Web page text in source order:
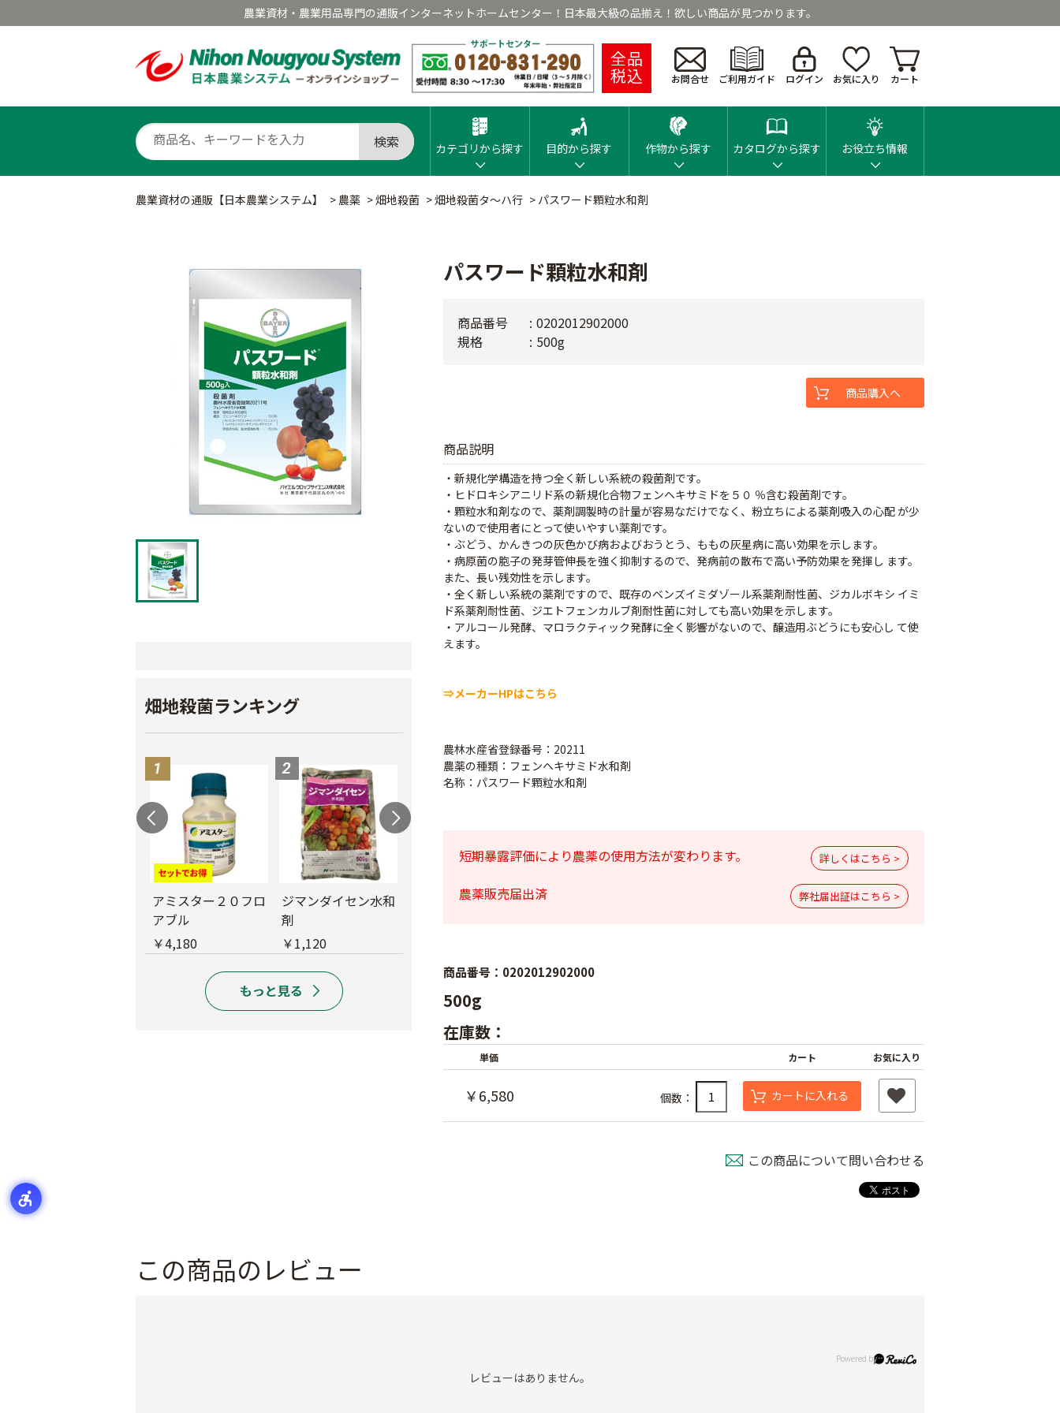
農業資材・農業用品専門の通販インターネットホームセンター！日本最大級の品揃え！欲しい商品が見つかります。
全品
税込 お問合せ ご利用ガイド ログイン お気に入り カート
検索 カテゴリから探す 目的から探す 作物から探す カタログから探す お役立ち情報
農業資材の通販【日本農業システム】 > 農薬 >畑地殺菌 >畑地殺菌タ～ハ行 > パスワード顆粒水和剤
畑地殺菌ランキング
アミスター２０フロ
アブル
￥4,180
ジマンダイセン水和
剤
￥1,120
サンヨール
パスワード顆粒水和剤
商品説明
・新規化学構造を持つ全く新しい系統の殺菌剤です。
・ヒドロキシアニリド系の新規化合物フェンヘキサミドを５０ ％含む殺菌剤です。
・顆粒水和剤なので、薬剤調製時の計量が容易なだけでなく、粉立ちによる薬剤吸入の心配 が少
ないので使用者にとって使いやすい薬剤です。
・ぶどう、かんきつの灰色かび病およびおうとう、ももの灰星病に高い効果を示します。
・病原菌の胞子の発芽管伸長を強く抑制するので、発病前の散布で高い予防効果を発揮し ます。
また、長い残効性を示します。
・全く新しい系統の薬剤ですので、既存のベンズイミダゾール系薬剤耐性菌、ジカルボキシ イミ
ド系薬剤耐性菌、ジエトフェンカルブ剤耐性菌に対しても高い効果を示します。
・アルコール発酵、マロラクティック発酵に全く影響がないので、醸造用ぶどうにも安心し て使
えます。
⇒メーカーHPはこちら
農林水産省登録番号：20211
農薬の種類：フェンヘキサミド水和剤
名称：パスワード顆粒水和剤
短期暴露評価により農薬の使用方法が変わります。 詳しくはこちら >
農薬販売届出済 弊社届出証はこちら >
商品番号
0202012902000
規格
500g
商品購入へ
商品番号：0202012902000
500g
在庫数：
単価 カート お気に入り
￥6,580 個数： カートに入れる
この商品について問い合わせる
この商品のレビュー
レビューはありません。